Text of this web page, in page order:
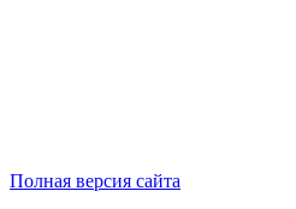
Полная версия сайта